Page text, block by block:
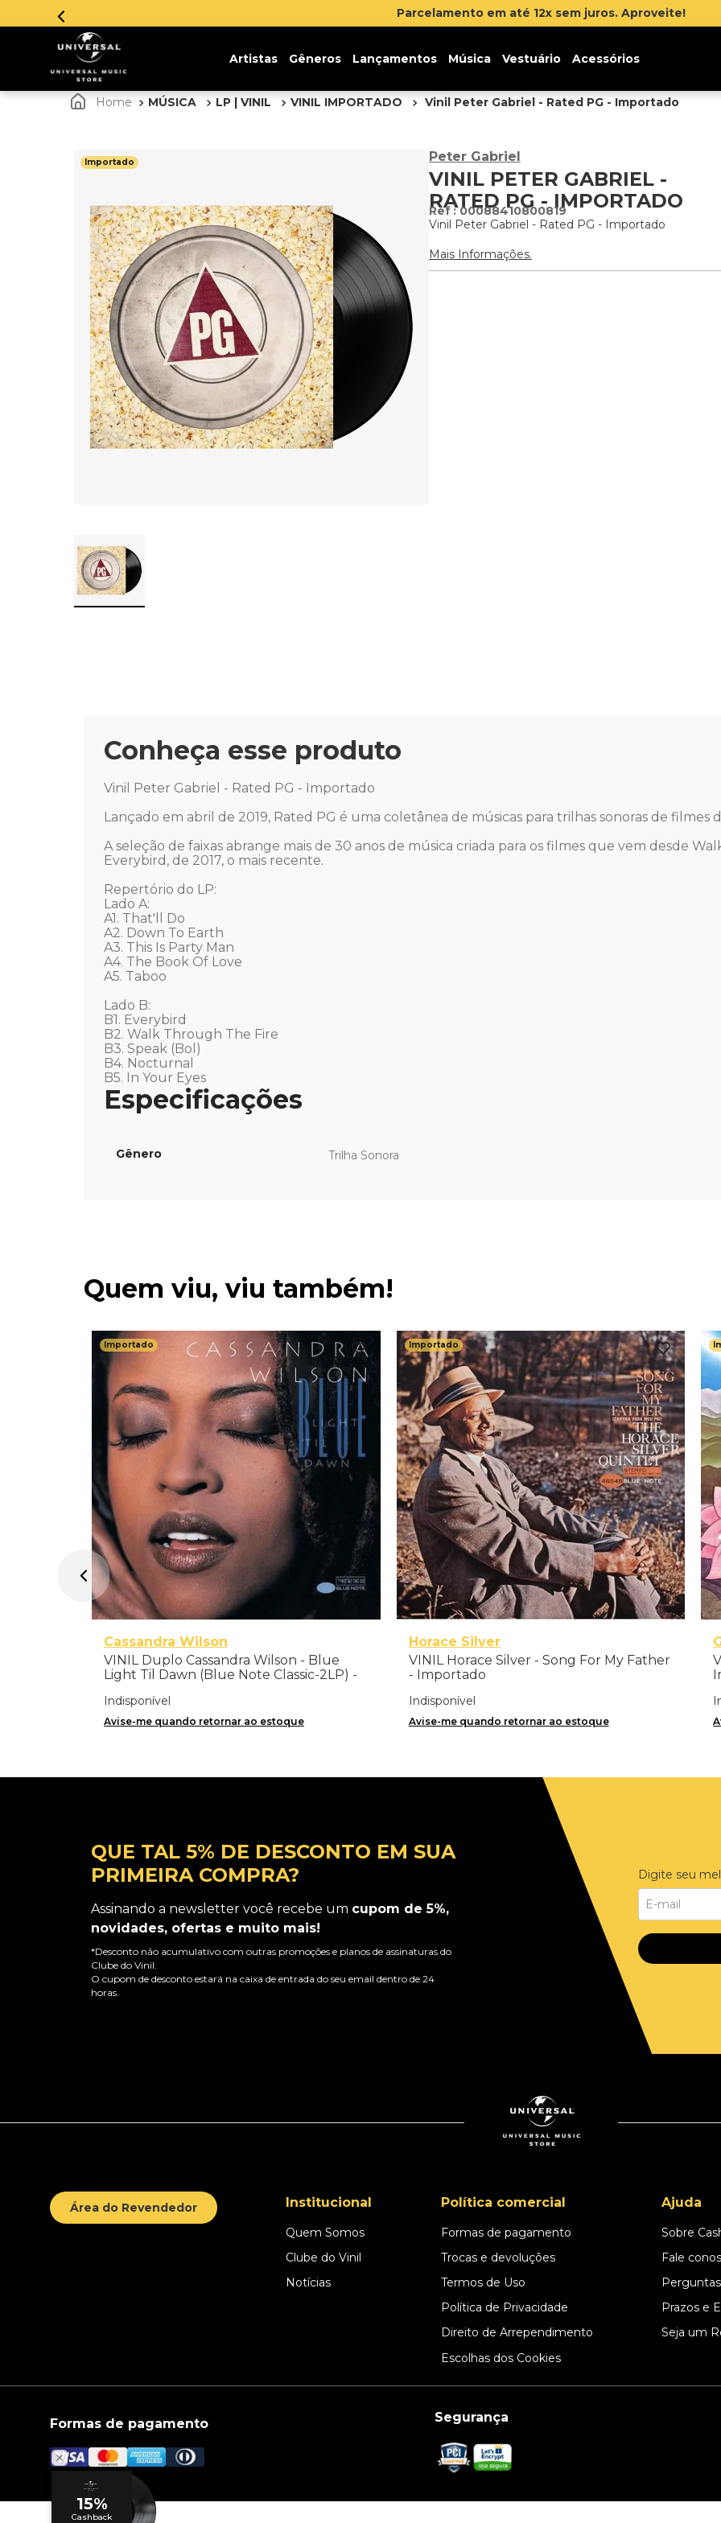
Inscreva-se na
Artistas Gêneros Lançamentos Música Vestuário Acessórios
MÚSICA LP | VINIL VINIL IMPORTADO Vinil Peter Gabriel - Rated PG - Importado
Importado Peter Gabriel
VINIL PETER GABRIEL -
RATED PG - IMPORTADO
:00088410800819
Vinil Peter Gabriel - Rated PG - Importado
Mais Informações.
Conheça esse produto
Vinil Peter Gabriel - Rated PG - Importado
Lançado em abril de 2019, Rated PG é uma coletânea de músicas para trilhas sonoras de
A seleção de faixas abrange mais de 30 anos de música criada para os filmes que vem desde
Everybird, de 2017, o mais recente.
Repertório do LP:
Lado A:
A1. That'll Do
A2. Down To Earth
A3. This Is Party Man
A4. The Book Of Love
A5. Taboo
Lado B:
B1. Everybird
B2. Walk Through The Fire
B3. Speak (Bol)
B4. Nocturnal
B5. In Your Eyes
Gênero Trilha Sonora
Quem viu, viu também!
Importado
Cassandra Wilson
VINIL Duplo Cassandra Wilson - Blue
Light Til Dawn (Blue Note Classic-2LP) -
Indisponível
Avise-me quando retornar ao estoque
Importado
Horace Silver
VINIL Horace Silver - Song For My Father
- Importado
Indisponível
Avise-me quando retornar ao estoque
QUE TAL 5% DE DESCONTO EM SUA
PRIMEIRA COMPRA?
Assinando a newsletter você recebe um cupom de 5%,
novidades, ofertas e muito mais!
*Desconto não acumulativo com outras promoções e planos de assinaturas do
Clube do Vinil.
O cupom de desconto estará na caixa de entrada do seu email dentro de 24
horas.
Digite seu
Área do Revendedor Institucional
Quem Somos
Clube do Vinil
Notícias
Política comercial
Formas de pagamento
Trocas e devoluções
Termos de Uso
Política de Privacidade
Direito de Arrependimento
Escolhas dos Cookies
Ajuda
Sobre
Fale
Prazos e
Seja um
Formas de pagamento Segurança